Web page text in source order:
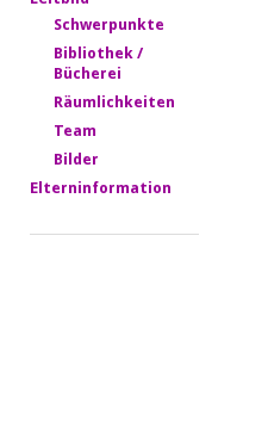
Schwerpunkte
Bibliothek /
Bücherei
Räumlichkeiten
Team
Bilder
Elterninformation